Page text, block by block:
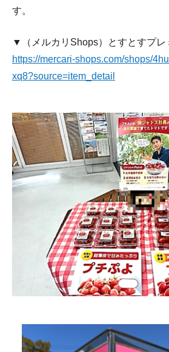
す。
▼（メルカリShops）とすとすプレ
https://mercari-shops.com/shops/
xq8?source=item_detail